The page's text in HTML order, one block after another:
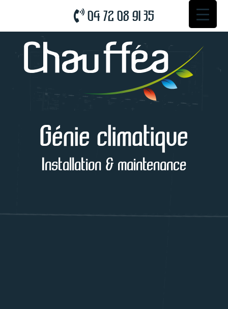
04 72 08 91 35
Génie climatique
Installation & maintenance